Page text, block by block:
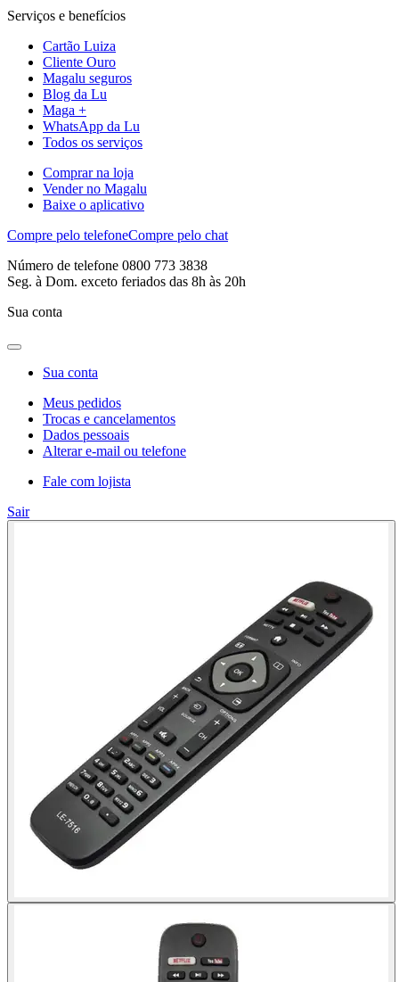
Serviços e benefícios
Cartão Luiza
Cliente Ouro
Magalu seguros
Blog da Lu
Maga +
WhatsApp da Lu
Todos os serviços
Comprar na loja
Vender no Magalu
Baixe o aplicativo
Compre pelo telefoneCompre pelo chat
Número de telefone 0800 773 3838
Seg. à Dom. exceto feriados das 8h às 20h
Sua conta
Sua conta
Meus pedidos
Trocas e cancelamentos
Dados pessoais
Alterar e-mail ou telefone
Fale com lojista
Sair